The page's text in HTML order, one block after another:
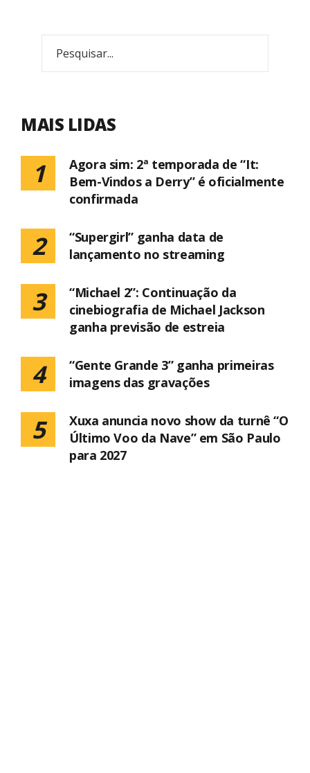
MAIS LIDAS
1
Agora sim: 2ª temporada de “It:
Bem-Vindos a Derry” é oficialmente
confirmada
2
“Supergirl” ganha data de
lançamento no streaming
3
“Michael 2”: Continuação da
cinebiografia de Michael Jackson
ganha previsão de estreia
4
“Gente Grande 3” ganha primeiras
imagens das gravações
5
Xuxa anuncia novo show da turnê “O
Último Voo da Nave” em São Paulo
para 2027